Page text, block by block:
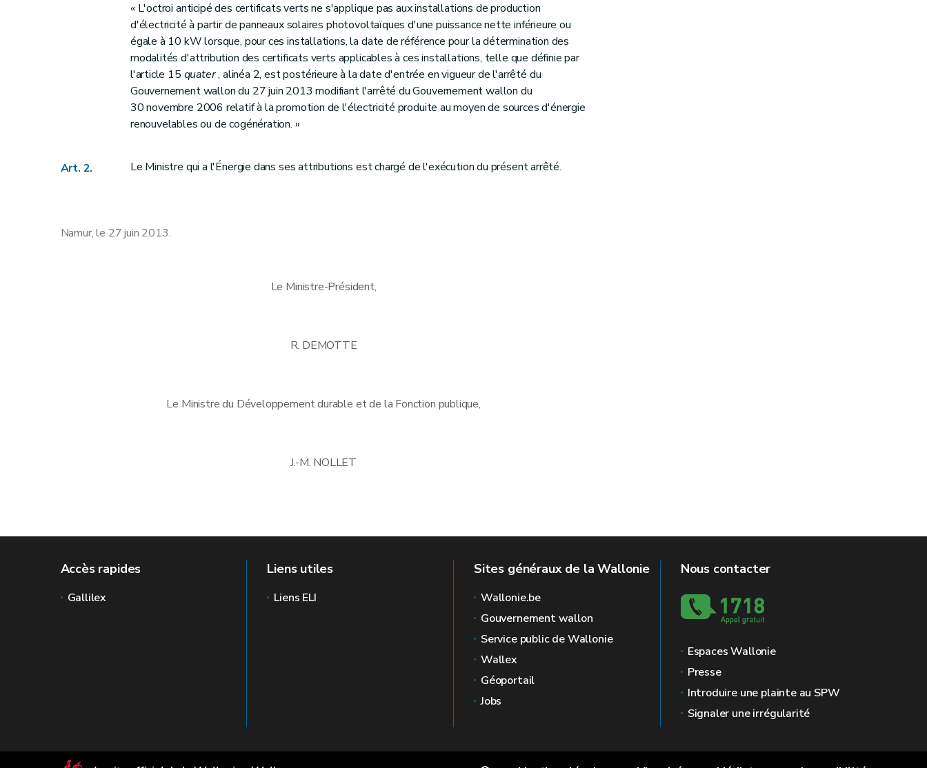
« L'octroi anticipé des certificats verts ne s'applique pas aux installations de production
d'électricité à partir de panneaux solaires photovoltaïques d'une puissance nette inférieure ou
égale à 10 kW lorsque, pour ces installations, la date de référence pour la détermination des
modalités d'attribution des certificats verts applicables à ces installations, telle que définie par
l'article 15 quater, alinéa 2, est postérieure à la date d'entrée en vigueur de l'arrêté du
Gouvernement wallon du 27 juin 2013 modifiant l'arrêté du Gouvernement wallon du
30 novembre 2006 relatif à la promotion de l'électricité produite au moyen de sources d'énergie
renouvelables ou de cogénération. »
Art. 2. Le Ministre qui a l'Énergie dans ses attributions est chargé de l'exécution du présent arrêté.
Namur, le 27 juin 2013.
Le Ministre-Président,
R. DEMOTTE
Le Ministre du Développement durable et de la Fonction publique,
J.-M. NOLLET
Accès rapides
Gallilex
Liens utiles
Liens ELI
Sites généraux de la Wallonie
Wallonie.be
Gouvernement wallon
Service public de Wallonie
Wallex
Géoportail
Jobs
Nous contacter
Espaces Wallonie
Presse
Introduire une plainte au SPW
Signaler une irrégularité